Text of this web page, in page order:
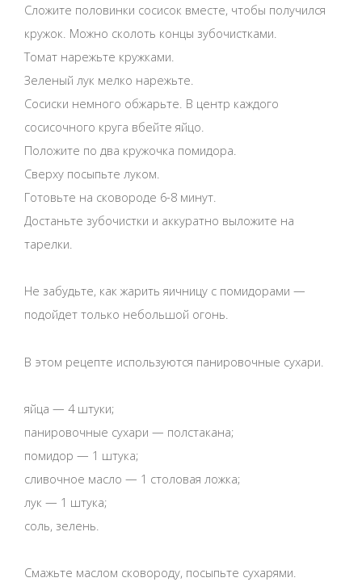
Сложите половинки сосисок вместе, чтобы получился
кружок. Можно сколоть концы зубочистками.
Томат нарежьте кружками.
Зеленый лук мелко нарежьте.
Сосиски немного обжарьте. В центр каждого
сосисочного круга вбейте яйцо.
Положите по два кружочка помидора.
Сверху посыпьте луком.
Готовьте на сковороде 6-8 минут.
Достаньте зубочистки и аккуратно выложите на
тарелки.
Не забудьте, как жарить яичницу с помидорами —
подойдет только небольшой огонь.
В этом рецепте используются панировочные сухари.
яйца — 4 штуки;
панировочные сухари — полстакана;
помидор — 1 штука;
сливочное масло — 1 столовая ложка;
лук — 1 штука;
соль, зелень.
Смажьте маслом сковороду, посыпьте сухарями.